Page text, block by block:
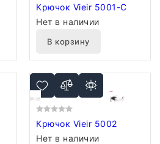
Крючок Vieir 5001-C
Нет в наличии
В корзину
Крючок Vieir 5002
Нет в наличии